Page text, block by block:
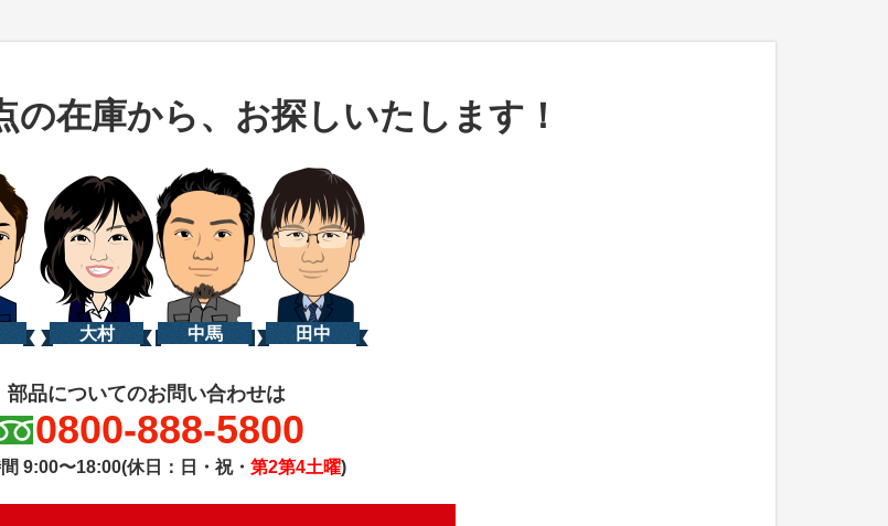
の在庫から、お探しいたします！
大村 中馬 田中
部品についてのお問い合わせは
0800-888-5800
9:00〜18:00(休日：日・祝・ 第2第4土曜)